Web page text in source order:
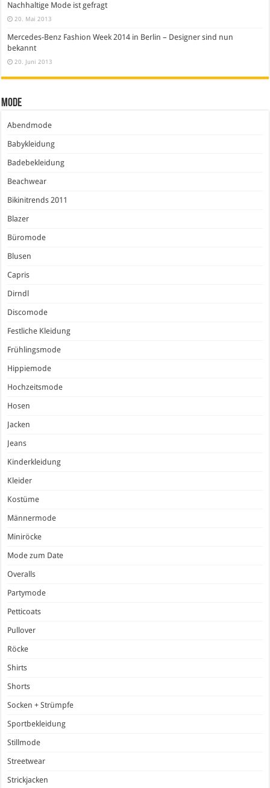
Nachhaltige Mode ist gefragt
20. Mai 2013
Mercedes-Benz Fashion Week 2014 in Berlin – Designer sind nun
bekannt
20. Juni 2013
Mode
Abendmode
Babykleidung
Badebekleidung
Beachwear
Bikinitrends 2011
Blazer
Büromode
Blusen
Capris
Dirndl
Discomode
Festliche Kleidung
Frühlingsmode
Hippiemode
Hochzeitsmode
Hosen
Jacken
Jeans
Kinderkleidung
Kleider
Kostüme
Männermode
Miniröcke
Mode zum Date
Overalls
Partymode
Petticoats
Pullover
Röcke
Shirts
Shorts
Socken + Strümpfe
Sportbekleidung
Stillmode
Streetwear
Strickjacken